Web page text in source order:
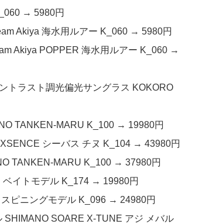
→ 5980円
Akiya 海水用ルアー K_060 → 5980円
Akiya POPPER 海水用ルアー K_060 →
トラスト調光偏光サングラス KOKORO
TANKEN-MARU K_100 → 19980円
シーバス チヌ K_104 → 43980円
TANKEN-MARU K_100 → 37980円
イトモデル K_174 → 19980円
ピニングモデル K_096 → 24980円
SOARE X-TUNE アジ メバル